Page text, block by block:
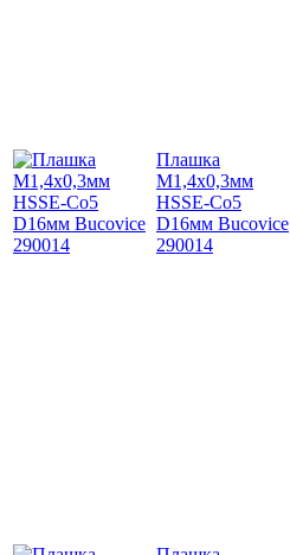
Плашка
М1,4х0,3мм
HSSE-Co5
D16мм Bucovice
290014